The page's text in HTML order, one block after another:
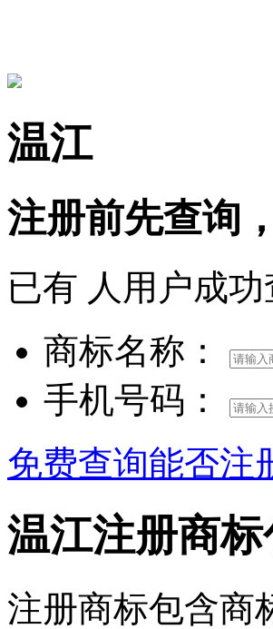
温江
注册前先查询，
已有 人用户成功
商标名称：
手机号码：
免费查询能否注
温江注册商
注册商标包含商